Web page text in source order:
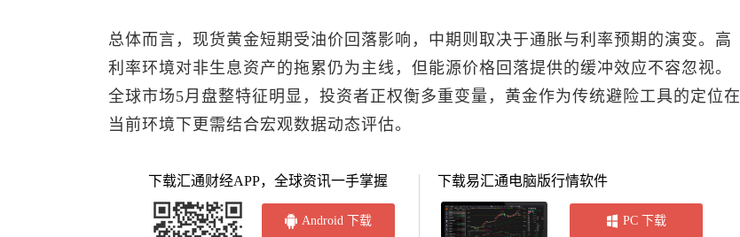
总体而言， 现货黄金短期受油价回落影响，中期则取决于通胀与利率预期的演变。高
利率环境对非生息资产的拖累仍为主线，但能源价格回落提供的缓冲效应不容忽视。
全球市场5月盘整特征明显，投资者正权衡多重变量，黄金作为传统避险工具的定位在
当前环境下更需结合宏观数据动态评估。
下载汇通财经APP，全球资讯一手掌握
Android 下载
下载易汇通电脑版行情软件
PC 下载